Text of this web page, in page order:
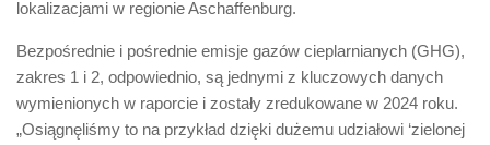
lokalizacjami w regionie Aschaffenburg.
Bezpośrednie i pośrednie emisje gazów cieplarnianych (GHG),
zakres 1 i 2, odpowiednio, są jednymi z kluczowych danych
wymienionych w raporcie i zostały zredukowane w 2024 roku.
„Osiągnęliśmy to na przykład dzięki dużemu udziałowi ‘zielonej